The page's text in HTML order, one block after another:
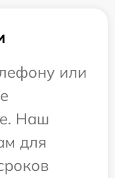
или
Наш
для